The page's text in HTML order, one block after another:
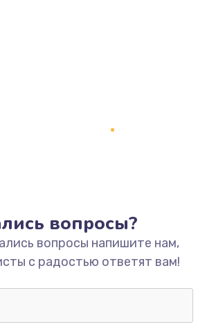
Модернизация
2100 руб.
вопросы?
вопросы напишите нам,
с радостью ответят вам!